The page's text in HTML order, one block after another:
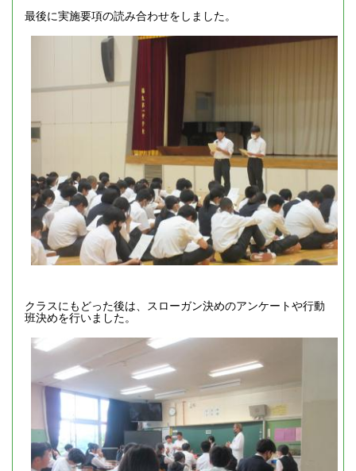
最後に実施要項の読み合わせをしました。
クラスにもどった後は、スローガン決めのアンケートや行動
班決めを行いました。